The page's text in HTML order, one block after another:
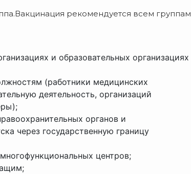
рекомендуется всем группам
и образовательных организациях
(работники медицинских
деятельность, организаций
органов и
через государственную границу
центров;